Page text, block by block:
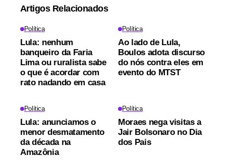
Artigos Relacionados
Política
Lula: nenhum
banqueiro da Faria
Lima ou ruralista sabe
o que é acordar com
rato nadando em casa
Política
Ao lado de Lula,
Boulos adota discurso
do nós contra eles em
evento do MTST
Política
Lula: anunciamos o
menor desmatamento
da década na
Amazônia
Política
Moraes nega visitas a
Jair Bolsonaro no Dia
dos Pais